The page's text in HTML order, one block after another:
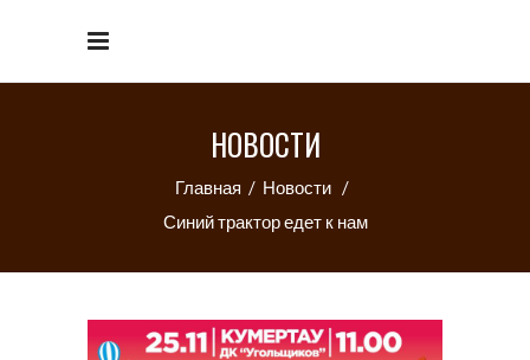
НОВОСТИ
Главная / Новости /
Синий трактор едет к нам